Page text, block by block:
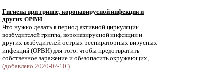
Гигиена при гриппе, коронавирусной инфекции и
других ОРВИ
Что нужно делать в период активной циркуляции
возбудителей гриппа, коронавирусной инфекции и
других возбудителей острых респираторных вирусных
инфекций (ОРВИ) для того, чтобы предотвратить
собственное заражение и обезопасить окружающих,...
(добавлено 2020-02-10 )